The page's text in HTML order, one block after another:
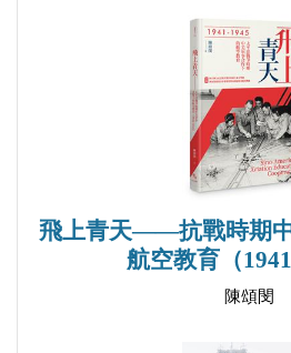
第五節 中華人民共和國成立
第六節 1949年10月以後在大
第七節 卒年歸宿未詳人物情況
第八章 第二期生軍事將領與
飛上青天——抗戰時期
航空教育（
陳頌閔